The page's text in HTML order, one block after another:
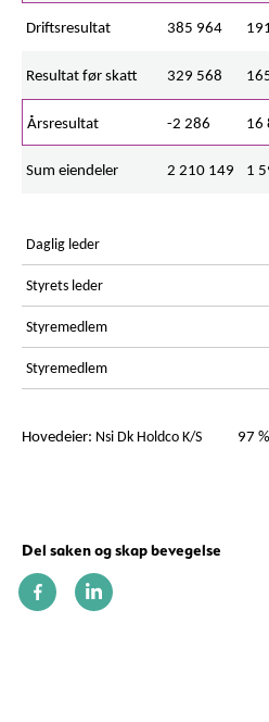
Driftsresultat 385 964
Resultat før skatt 329 568
Årsresultat -2 286 16
Sum eiendeler 2 210 149 1
Daglig leder
Styrets leder
Styremedlem
Styremedlem
Hovedeier: Nsi Dk Holdco K/S 97 %
Del saken og skap bevegelse